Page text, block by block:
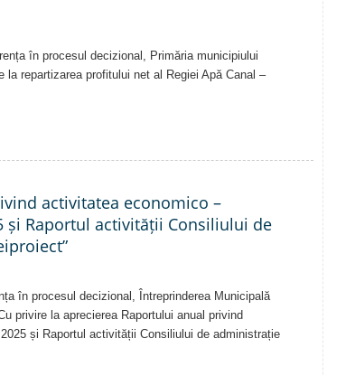
în procesul decizional, Primăria municipiului
la repartizarea profitului net al Regiei Apă Canal –
activitatea economico –
și Raportul activității Consiliului de
în procesul decizional, Întreprinderea Municipală
privire la aprecierea Raportului anual privind
și Raportul activității Consiliului de administrație